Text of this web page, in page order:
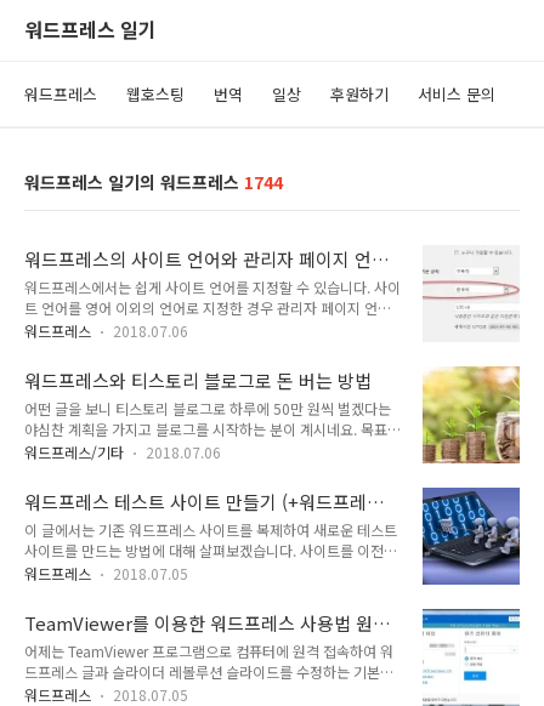
워드프레스 일기
워드프레스 웹호스팅 번역 일상 후원하기 서비스 문의
워드프레스 일기의 워드프레스 1744
워드프레스의 사이트 언어와 관리자 페이지 언어
이해하기
워드프레스에서는 쉽게 사이트 언어를 지정할 수 있습니다. 사이
트 언어를 영어 이외의 언어로 지정한 경우 관리자 페이지 언어
를 영어나 해당 언어로 지정하는 것이 가능합니다. 사이트 언어
다. 여기에서 지정한 언어가 사이트의 언어가 됩니다. 간혹 사이
트 언어를 한국어로 지정해도 영어로 표시되는 경우가 있습니다.
이 경우 언어를 영어로 지정하고 저장했다가, 다시 한국어로 지
정하고 저장하면 해결되는 경우가 있을 수 있습니다. 관리자 페
이지(알림판) 언어 만약 사이트 언어가 일본어나 중국어인 경우
국인이 사이트를 관리한다면 언어 때문에 관리하기가 쉽지 않을
수 있습니다. 이 경우 사이트의 ..
워드프레스 2018.07.06
워드프레스와 티스토리 블로그로 돈 버는 방법
어떤 글을 보니 티스토리 블로그로 하루에 50만 원씩 벌겠다는
야심찬 계획을 가지고 블로그를 시작하는 분이 계시네요. 목표는
하루 10만 명 방문자를 유치하여 구글 애드센스로 일 50만 원을
원 수익은 나오지 않을 것 같습니다. 콘텐츠에 따라 차이가 있겠
지만 아마 실제 수익은 그 절반 이하가 되지 않을까 예상되네요.
블로그로 돈 버는 방법 사실 구글 애드센스 광고는 수익이 낮은
형태의 모델이라고 합니다. 드물지만 애드센스 광고로 월 100만
원 이상을 벌었다고 하는 분들이 있지만, 그 정도의 수익을 달성
보다는 더 좋은 결과를 얻을 수 있을 것입니다. 기술 관련 콘텐츠
를 제공하는..
워드프레스/기타 2018.07.06
워드프레스 테스트 사이트 만들기 (+워드프레스
이전, 마이그레이션)
이 글에서는 기존 워드프레스 사이트를 복제하여 새로운 테스트
사이트를 만드는 방법에 대해 살펴보겠습니다. 사이트를 이전할
때에도 이 방법을 적용할 수 있습니다. 개요 다음과 같은 상황에
이전하는 것을 고려해볼 수 있습니다. 기존에 비-워드프레스 사
이트를 운영 중이고, 테스트 서버에 워드프레스 사이트를 만들어
홈페이지 제작하는 경우 현재 워드프레스 사이트를 운영 중이고,
현재 사이트를 테스트 서버로 그대로 옮긴 다음 사이트를 리뉴얼
하는 경우 현재 워드프레스 사이트를 운영 중이고, 업데이트 테
워드프레스 2018.07.05
TeamViewer를 이용한 워드프레스 사용법 원격
강의
어제는 TeamViewer 프로그램으로 컴퓨터에 원격 접속하여 워
드프레스 글과 슬라이더 레볼루션 슬라이드를 수정하는 기본적
인 방법을 설명해주는 작업을 했습니다. 홈페이지를 에이전시를
워드프레스 2018.07.05